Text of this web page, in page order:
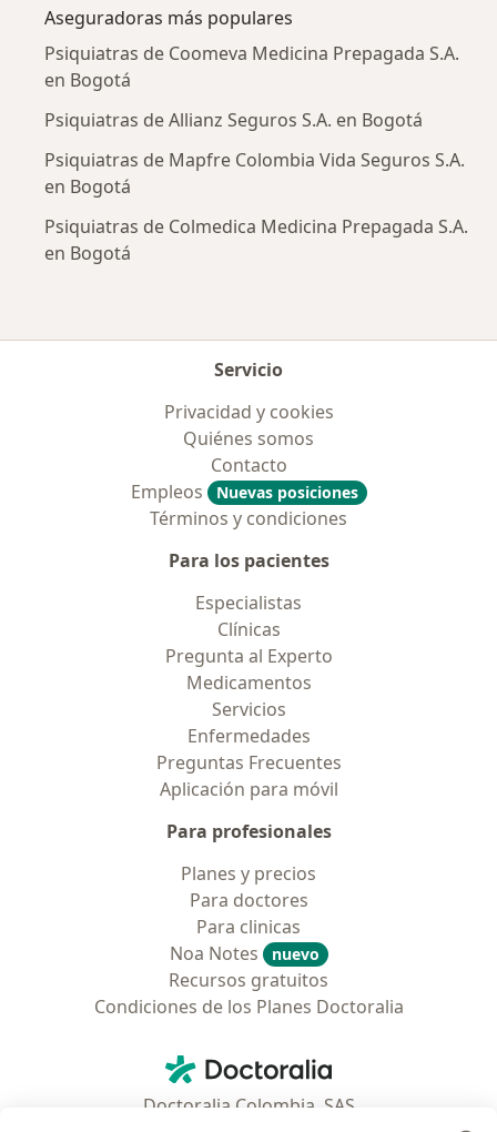
Aseguradoras más populares
Psiquiatras de Coomeva Medicina Prepagada S.A.
en Bogotá
Psiquiatras de Allianz Seguros S.A. en Bogotá
Psiquiatras de Mapfre Colombia Vida Seguros S.A.
en Bogotá
Psiquiatras de Colmedica Medicina Prepagada S.A.
en Bogotá
Servicio
Privacidad y cookies
Quiénes somos
Contacto
Empleos
Nuevas posiciones
Términos y condiciones
Para los pacientes
Especialistas
Clínicas
Pregunta al Experto
Medicamentos
Servicios
Enfermedades
Preguntas Frecuentes
Aplicación para móvil
Para profesionales
Planes y precios
Para doctores
Para clinicas
Noa Notes
nuevo
Recursos gratuitos
Condiciones de los Planes Doctoralia
Doctoralia - Página de inicio
Doctoralia Colombia, SAS